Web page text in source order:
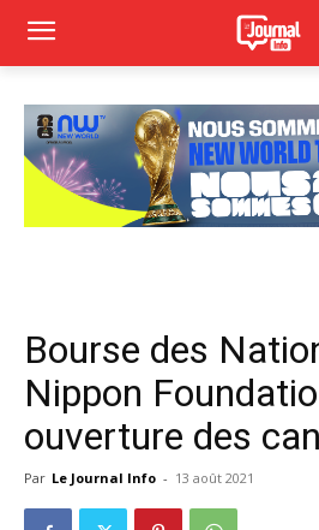
Bourse des
Nippon
ouverture des
Par Le Journal Info - 13 août 2021